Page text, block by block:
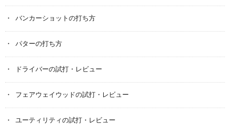
バンカーショットの打ち方
パターの打ち方
ドライバーの試打・レビュー
フェアウェイウッドの試打・レビュー
ユーティリティの試打・レビュー